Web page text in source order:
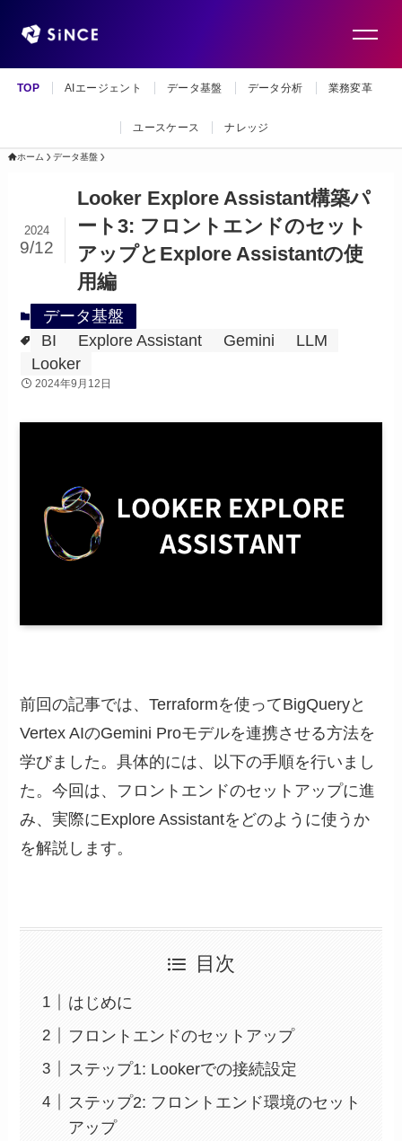
TOP AIエージェント データ基盤 データ分析 業務変革
ユースケース ナレッジ
ホーム データ基盤
Looker Explore Assistant構築パ
ート3: フロントエンドのセット
アップとExplore Assistantの使
用編
2024
9/12
データ基盤
BI
Explore Assistant Gemini
LLM
Looker
2024年9月12日
前回の記事では、Terraformを使ってBigQueryと
Vertex AIのGemini Proモデルを連携させる方法を
学びました。具体的には、以下の手順を行いまし
た。今回は、フロントエンドのセットアップに進
み、実際にExplore Assistantをどのように使うか
を解説します。
目次
はじめに
フロントエンドのセットアップ
ステップ1: Lookerでの接続設定
ステップ2: フロントエンド環境のセット
アップ